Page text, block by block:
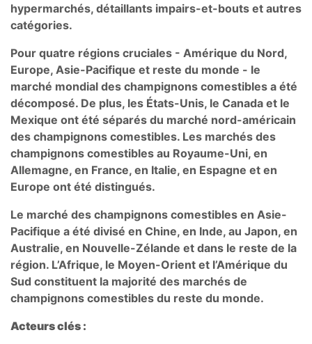
hypermarchés, détaillants impairs-et-bouts et autres
catégories.
Pour quatre régions cruciales - Amérique du Nord,
Europe, Asie-Pacifique et reste du monde - le
marché mondial des champignons comestibles a été
décomposé. De plus, les États-Unis, le Canada et le
Mexique ont été séparés du marché nord-américain
des champignons comestibles. Les marchés des
champignons comestibles au Royaume-Uni, en
Allemagne, en France, en Italie, en Espagne et en
Europe ont été distingués.
Le marché des champignons comestibles en Asie-
Pacifique a été divisé en Chine, en Inde, au Japon, en
Australie, en Nouvelle-Zélande et dans le reste de la
région. L’Afrique, le Moyen-Orient et l’Amérique du
Sud constituent la majorité des marchés de
champignons comestibles du reste du monde.
Acteurs clés :